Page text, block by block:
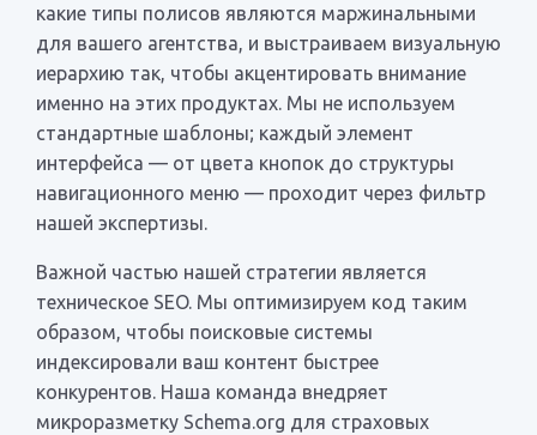
какие типы полисов являются маржинальными
для вашего агентства, и выстраиваем визуальную
иерархию так, чтобы акцентировать внимание
именно на этих продуктах. Мы не используем
стандартные шаблоны; каждый элемент
интерфейса — от цвета кнопок до структуры
навигационного меню — проходит через фильтр
нашей экспертизы.
Важной частью нашей стратегии является
техническое SEO. Мы оптимизируем код таким
образом, чтобы поисковые системы
индексировали ваш контент быстрее
конкурентов. Наша команда внедряет
микроразметку Schema.org для страховых